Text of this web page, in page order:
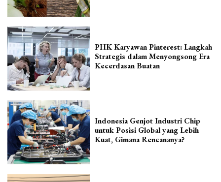
PHK Karyawan Pinterest: Langkah
Strategis dalam Menyongsong Era
Kecerdasan Buatan
Indonesia Genjot Industri Chip
untuk Posisi Global yang Lebih
Kuat, Gimana Rencananya?